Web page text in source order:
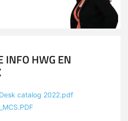
INFO HWG EN
catalog 2022.pdf